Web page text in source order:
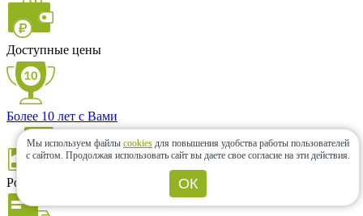
Доступные цены
Более 10 лет с Вами
Розница и опт
Мы используем файлы cookies для повышения удобства работы пользователей
с сайтом. Продолжая использовать сайт вы даете свое согласие на эти действия.
ОК